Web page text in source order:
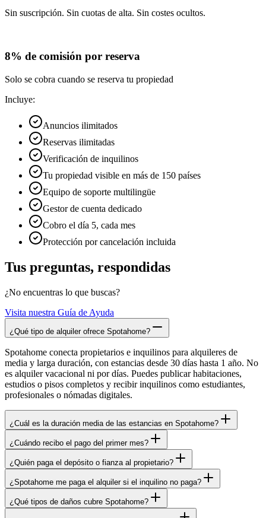
Sin suscripción. Sin cuotas de alta. Sin costes ocultos.
8% de comisión por reserva
Solo se cobra cuando se reserva tu propiedad
Incluye:
Anuncios ilimitados
Reservas ilimitadas
Verificación de inquilinos
Tu propiedad visible en más de 150 países
Equipo de soporte multilingüe
Gestor de cuenta dedicado
Cobro el día 5, cada mes
Protección por cancelación incluida
Tus preguntas, respondidas
¿No encuentras lo que buscas?
Visita nuestra Guía de Ayuda
¿Qué tipo de alquiler ofrece Spotahome?
Spotahome conecta propietarios e inquilinos para alquileres de
media y larga duración, con estancias desde 30 días hasta 1 año. No
es alquiler vacacional ni por días. Puedes publicar habitaciones,
estudios o pisos completos y recibir inquilinos como estudiantes,
profesionales o nómadas digitales.
¿Cuál es la duración media de las estancias en Spotahome?
¿Cuándo recibo el pago del primer mes?
¿Quién paga el depósito o fianza al propietario?
¿Spotahome me paga el alquiler si el inquilino no paga?
¿Qué tipos de daños cubre Spotahome?